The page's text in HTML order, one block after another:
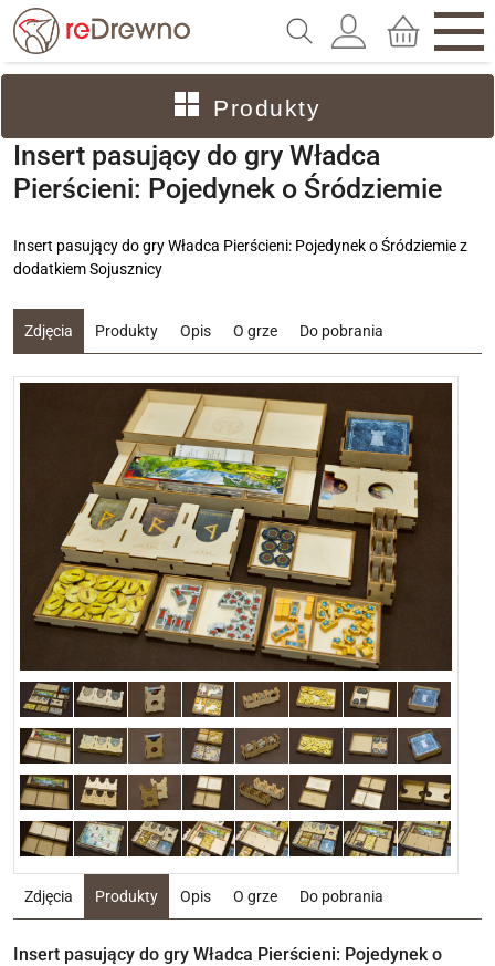
Produkty
Insert pasujący do gry Władca
Pierścieni: Pojedynek o Śródziemie
Insert pasujący do gry Władca Pierścieni: Pojedynek o Śródziemie z
dodatkiem Sojusznicy
Zdjęcia Produkty Opis O grze Do pobrania
Zdjęcia Produkty Opis O grze Do pobrania
Insert pasujący do gry Władca Pierścieni: Pojedynek o